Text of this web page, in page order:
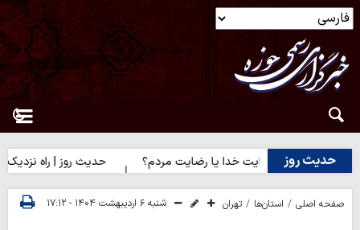
حدیث روز
روز | رضایت خدا یا رضایت مردم؟ حدیث روز | راه نزدیک
صفحه اصلی استان‌ها تهران شنبه ۶ اردیبهشت ۱۴۰۴ - ۱۷:۱۲